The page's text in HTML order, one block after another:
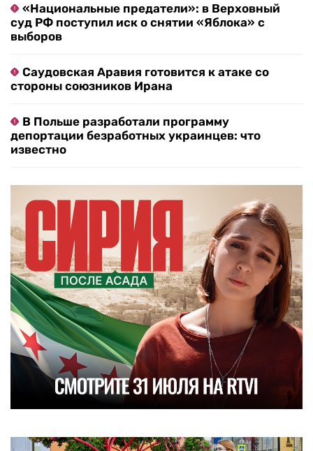
«Национальные предатели»: в Верховный
суд РФ поступил иск о снятии «Яблока» с
выборов
Саудовская Аравия готовится к атаке со
стороны союзников Ирана
В Польше разработали программу
депортации безработных украинцев: что
известно